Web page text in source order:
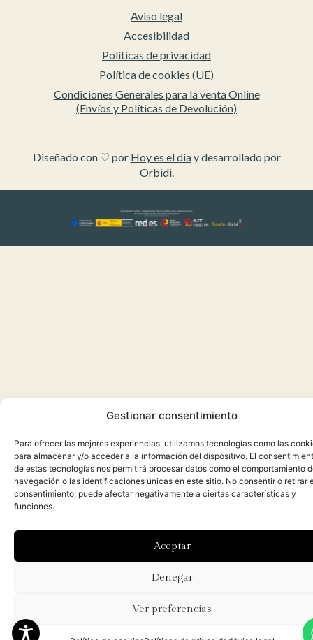
Gestionar consentimiento
Para ofrecer las mejores experiencias, utilizamos tecnologías como las
para almacenar y/o acceder a la información del dispositivo. El
de estas tecnologías nos permitirá procesar datos como el comportamiento
navegación o las identificaciones únicas en este sitio. No consentir o retirar
consentimiento, puede afectar negativamente a ciertas características y
funciones.
Aceptar
Denegar
Ver preferencias
Aviso legal
Accesibilidad
Políticas de privacidad
Política de cookies (UE)
Condiciones Generales para la venta Online
(Envíos y Políticas de Devolución)
Diseñado con ♡ por Hoy es el díay desarrollado por
Orbidi.